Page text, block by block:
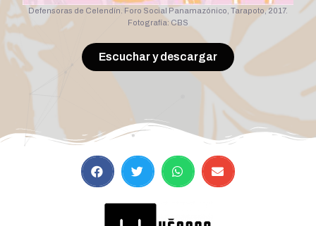
Defensoras de Celendín. Foro Social Panamazónico, Tarapoto, 2017.
Fotografía: CBS
Escuchar y descargar